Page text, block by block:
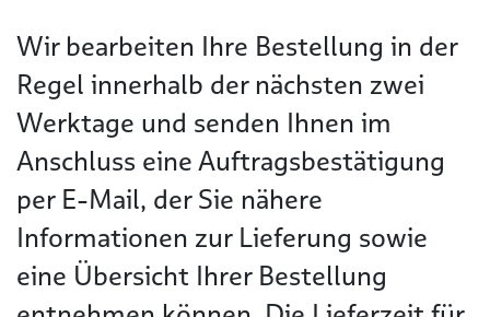
Wir bearbeiten Ihre Bestellung in der
Regel innerhalb der nächsten zwei
Werktage und senden Ihnen im
Anschluss eine Auftragsbestätigung
per E-Mail, der Sie nähere
Informationen zur Lieferung sowie
eine Übersicht Ihrer Bestellung